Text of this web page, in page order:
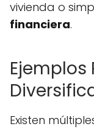
vivienda o
financiera.
Ejemplos
Existen